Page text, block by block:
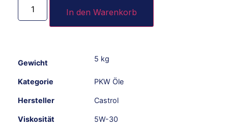
In den Warenkorb
Gewicht 5 kg
Kategorie PKW Öle
Hersteller Castrol
Viskosität 5W-30